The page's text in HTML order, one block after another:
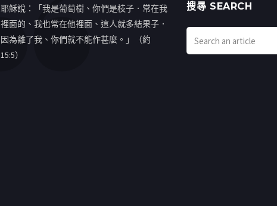
耶穌說：「我是葡萄樹、你們是枝子．常在我
裡面的、我也常在他裡面、這人就多結果子．
因為離了我、你們就不能作甚麼。」（約
15:5）
搜㝷 SEARCH